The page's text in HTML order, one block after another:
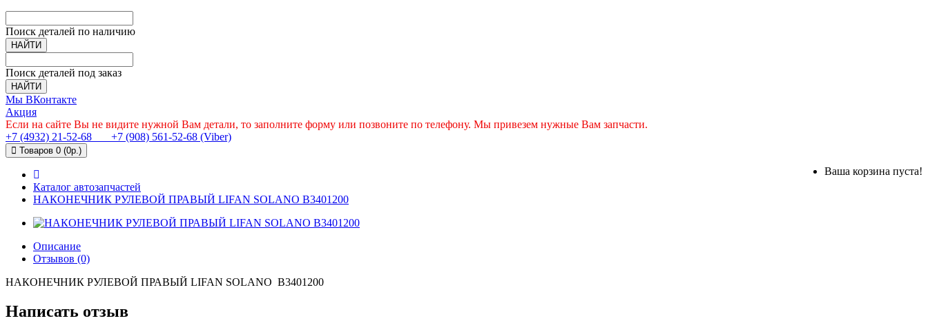
Поиск деталей по наличию
НАЙТИ
Поиск деталей под заказ
НАЙТИ
Мы ВКонтакте
Акция
Если на сайте Вы не видите нужной Вам детали, то заполните форму или позвоните по телефону. Мы привезем нужные Вам запчасти.
+7 (4932) 21-52-68
+7 (908) 561-52-68 (Viber)
Товаров 0 (0р.)
Ваша корзина пуста!
Каталог автозапчастей
НАКОНЕЧНИК РУЛЕВОЙ ПРАВЫЙ LIFAN SOLANO B3401200
Описание
Отзывов (0)
НАКОНЕЧНИК РУЛЕВОЙ ПРАВЫЙ LIFAN SOLANO B3401200
Написать отзыв